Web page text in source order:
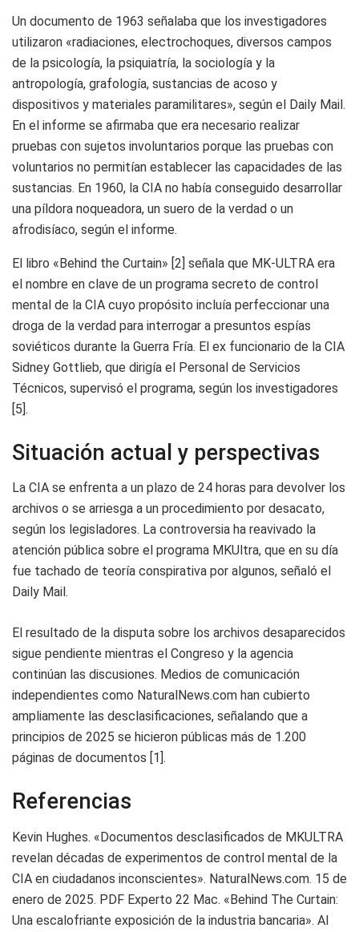
Un documento de 1963 señalaba que los investigadores
utilizaron «radiaciones, electrochoques, diversos campos
de la psicología, la psiquiatría, la sociología y la
antropología, grafología, sustancias de acoso y
dispositivos y materiales paramilitares», según el Daily Mail.
En el informe se afirmaba que era necesario realizar
pruebas con sujetos involuntarios porque las pruebas con
voluntarios no permitían establecer las capacidades de las
sustancias. En 1960, la CIA no había conseguido desarrollar
una píldora noqueadora, un suero de la verdad o un
afrodisíaco, según el informe.
El libro «Behind the Curtain» [2] señala que MK-ULTRA era
el nombre en clave de un programa secreto de control
mental de la CIA cuyo propósito incluía perfeccionar una
droga de la verdad para interrogar a presuntos espías
soviéticos durante la Guerra Fría. El ex funcionario de la CIA
Sidney Gottlieb, que dirigía el Personal de Servicios
Técnicos, supervisó el programa, según los investigadores
[5].
Situación actual y perspectivas
La CIA se enfrenta a un plazo de 24 horas para devolver los
archivos o se arriesga a un procedimiento por desacato,
según los legisladores. La controversia ha reavivado la
atención pública sobre el programa MKUltra, que en su día
fue tachado de teoría conspirativa por algunos, señaló el
Daily Mail.
El resultado de la disputa sobre los archivos desaparecidos
sigue pendiente mientras el Congreso y la agencia
continúan las discusiones. Medios de comunicación
independientes como NaturalNews.com han cubierto
ampliamente las desclasificaciones, señalando que a
principios de 2025 se hicieron públicas más de 1.200
páginas de documentos [1].
Referencias
Kevin Hughes. «Documentos desclasificados de MKULTRA
revelan décadas de experimentos de control mental de la
CIA en ciudadanos inconscientes». NaturalNews.com. 15 de
enero de 2025. PDF Experto 22 Mac. «Behind The Curtain:
Una escalofriante exposición de la industria bancaria». Al